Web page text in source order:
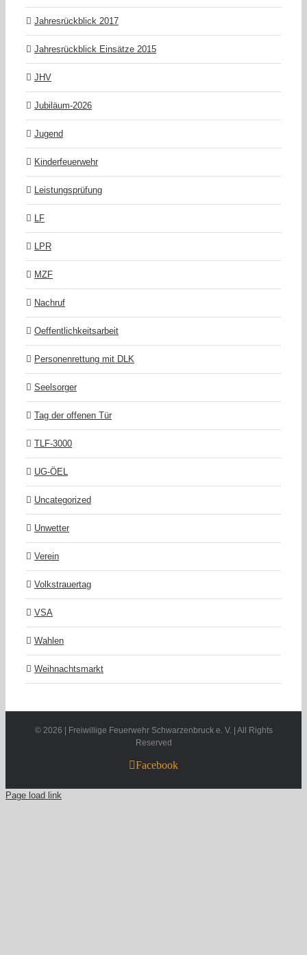
Jahresrückblick 2017
Jahresrückblick Einsätze 2015
JHV
Jubiläum-2026
Jugend
Kinderfeuerwehr
Leistungsprüfung
LF
LPR
MZF
Nachruf
Oeffentlichkeitsarbeit
Personenrettung mit DLK
Seelsorger
Tag der offenen Tür
TLF-3000
UG-ÖEL
Uncategorized
Unwetter
Verein
Volkstrauertag
VSA
Wahlen
Weihnachtsmarkt
© 2026 | Freiwillige Feuerwehr Schwarzenbruck e. V. | All Rights
Reserved
Facebook
Page load link